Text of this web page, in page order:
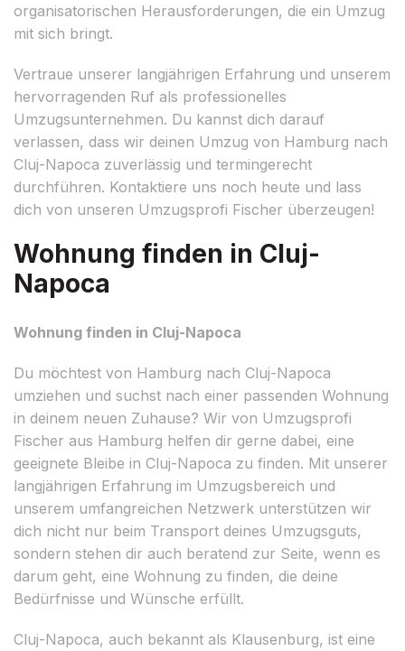
organisatorischen Herausforderungen, die ein Umzug
mit sich bringt.
Vertraue unserer langjährigen Erfahrung und unserem
hervorragenden Ruf als professionelles
Umzugsunternehmen. Du kannst dich darauf
verlassen, dass wir deinen Umzug von Hamburg nach
Cluj-Napoca zuverlässig und termingerecht
durchführen. Kontaktiere uns noch heute und lass
dich von unseren Umzugsprofi Fischer überzeugen!
Wohnung finden in Cluj-
Napoca
Wohnung finden in Cluj-Napoca
Du möchtest von Hamburg nach Cluj-Napoca
umziehen und suchst nach einer passenden Wohnung
in deinem neuen Zuhause? Wir von Umzugsprofi
Fischer aus Hamburg helfen dir gerne dabei, eine
geeignete Bleibe in Cluj-Napoca zu finden. Mit unserer
langjährigen Erfahrung im Umzugsbereich und
unserem umfangreichen Netzwerk unterstützen wir
dich nicht nur beim Transport deines Umzugsguts,
sondern stehen dir auch beratend zur Seite, wenn es
darum geht, eine Wohnung zu finden, die deine
Bedürfnisse und Wünsche erfüllt.
Cluj-Napoca, auch bekannt als Klausenburg, ist eine